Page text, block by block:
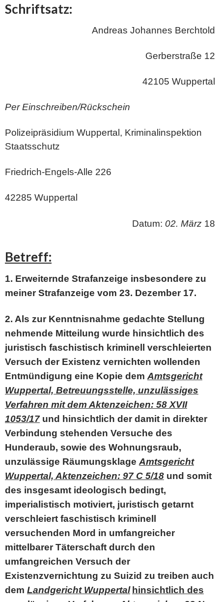
Schriftsatz:
Andreas Johannes Berchtold
Gerberstraße 12
42105 Wuppertal
Per Einschreiben/Rückschein
Polizeipräsidium Wuppertal, Kriminalinspektion
Staatsschutz
Friedrich-Engels-Alle 226
42285 Wuppertal
Datum: 02. März 18
Betreff:
1. Erweiternde Strafanzeige insbesondere zu
meiner Strafanzeige vom 23. Dezember 17.
2. Als zur Kenntnisnahme gedachte Stellung
nehmende Mitteilung wurde hinsichtlich des
juristisch faschistisch kriminell verschleierten
Versuch der Existenz vernichten wollenden
Entmündigung eine Kopie dem Amtsgericht
Wuppertal, Betreuungsstelle, unzulässiges
Verfahren mit dem Aktenzeichen: 58 XVII
1053/17und hinsichtlich der damit in direkter
Verbindung stehenden Versuche des
Hunderaub, sowie des Wohnungsraub,
unzulässige Räumungsklage Amtsgericht
Wuppertal, Aktenzeichen: 97 C 5/18 und somit
des insgesamt ideologisch bedingt,
imperialistisch motiviert, juristisch getarnt
verschleiert faschistisch kriminell
versuchenden Mord in umfangreicher
mittelbarer Täterschaft durch den
umfangreichen Versuch der
Existenzvernichtung zu Suizid zu treiben auch
dem Landgericht Wuppertal hinsichtlich des